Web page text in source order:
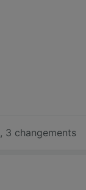
, 3 changements